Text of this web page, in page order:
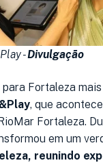
-Divulgação
Fortaleza
, que
Fortaleza.
em um
reunindo